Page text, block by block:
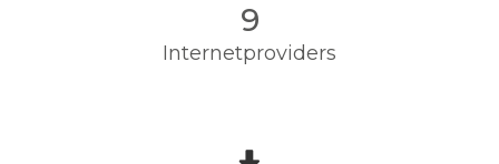
9
Internetproviders